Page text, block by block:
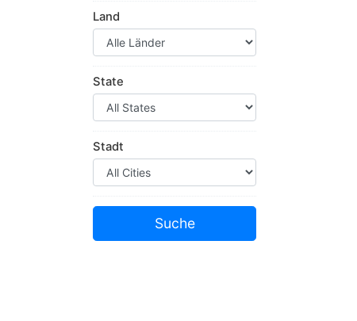
Land
State
Stadt